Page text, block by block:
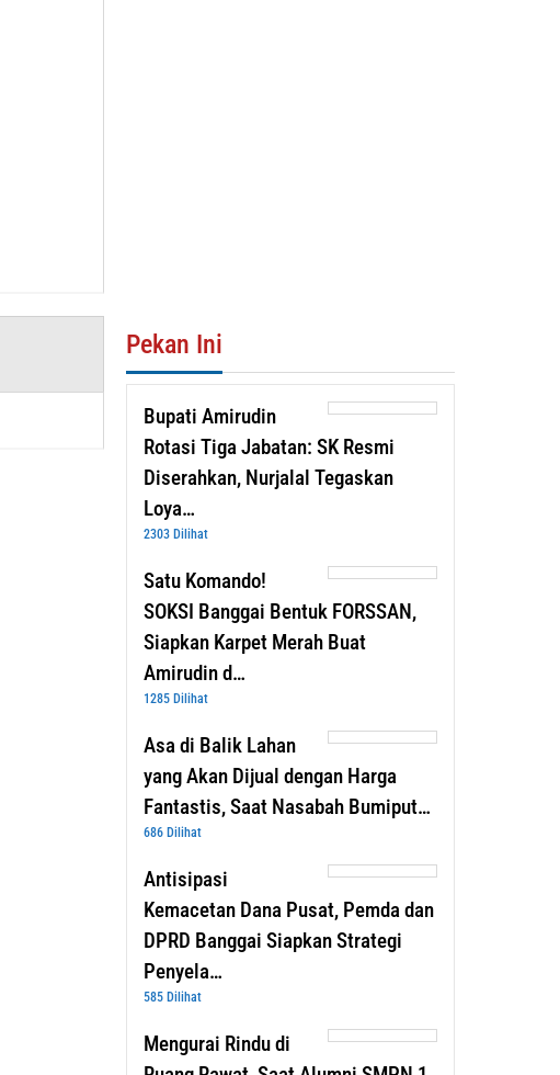
Pekan Ini
Bupati Amirudin
Rotasi Tiga Jabatan: SK Resmi
Diserahkan, Nurjalal Tegaskan
Loya…
2303 Dilihat
Satu Komando!
SOKSI Banggai Bentuk FORSSAN,
Siapkan Karpet Merah Buat
Amirudin d…
1285 Dilihat
Asa di Balik Lahan
yang Akan Dijual dengan Harga
Fantastis, Saat Nasabah Bumiput…
686 Dilihat
Antisipasi
Kemacetan Dana Pusat, Pemda dan
DPRD Banggai Siapkan Strategi
Penyela…
585 Dilihat
Mengurai Rindu di